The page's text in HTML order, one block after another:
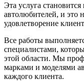
Эта услуга
автолюбителей, и это
удовлетворение
Все работы
специалистами,
этой области. Мы
марками и моделями
каждого клиента.